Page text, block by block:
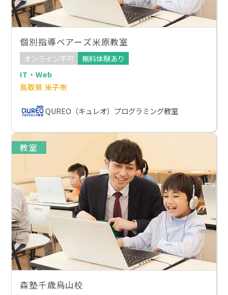
個別指導ベアーズ米原教室
オンライン不可
無料体験あり
IT・Web
鳥取県 米子市
QUREO（キュレオ）プログラミング教室
教室
森塾千歳烏山校